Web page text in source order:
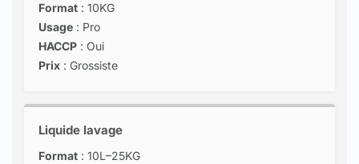
Format : 10KG
Usage : Pro
HACCP : Oui
Prix : Grossiste
Liquide lavage
Format : 10L–25KG